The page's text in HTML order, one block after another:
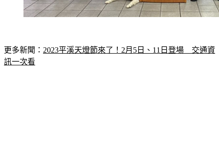
更多新聞： 2023平溪天燈節來了！2月5日、11日登場　交通資
訊一次看